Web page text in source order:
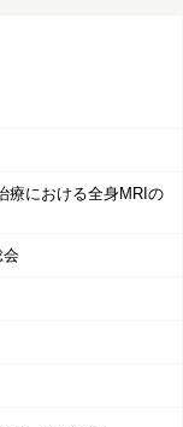
療における全身MRIの
会